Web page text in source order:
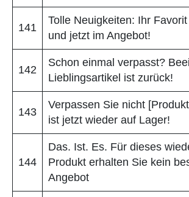
141
Tolle Neuigkeiten: Ihr
und jetzt im Angebot!
142
Schon einmal verpasst?
Lieblingsartikel ist zurück!
143
Verpassen Sie nicht
ist jetzt wieder auf Lager!
144
Das. Ist. Es. Für dieses
Produkt erhalten Sie kein
Angebot